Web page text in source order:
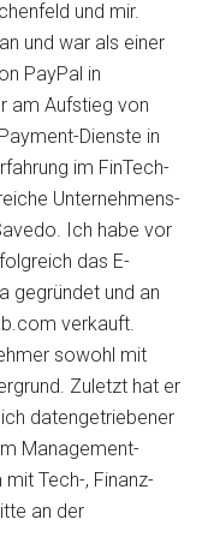
und mir.
und war als einer
PayPal in
am Aufstieg von
Dienste in
im FinTech-
Unternehmens-
Ich habe vor
das E-
gegründet und an
verkauft.
sowohl mit
Zuletzt hat er
datengetriebener
Management-
Tech-, Finanz-
an der